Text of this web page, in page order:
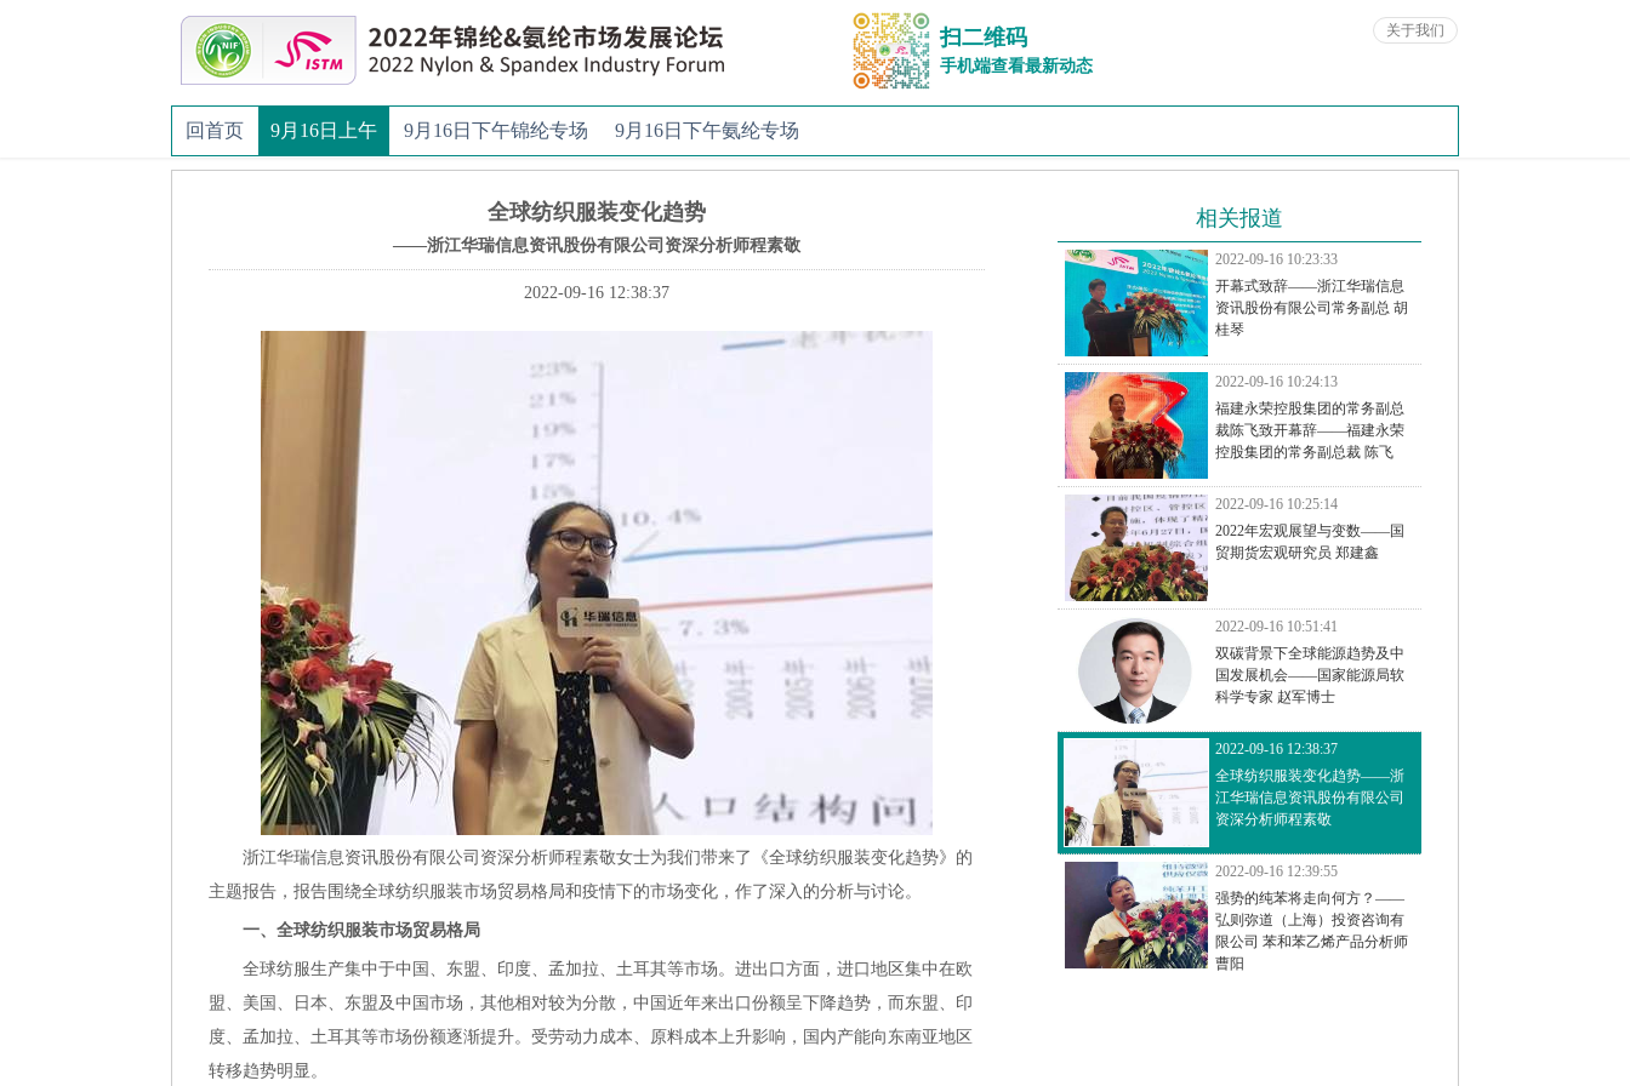
扫二维码
手机端查看最新动态
关于我们
回首页 9月16日上午 9月16日下午锦纶专场 9月16日下午氨纶专场
全球纺织服装变化趋势
——浙江华瑞信息资讯股份有限公司资深分析师程素敬
2022-09-16 12:38:37
浙江华瑞信息资讯股份有限公司资深分析师程素敬女士为我们带来了《全球纺织服装变化趋势》的
主题报告，报告围绕全球纺织服装市场贸易格局和疫情下的市场变化，作了深入的分析与讨论。
一、全球纺织服装市场贸易格局
全球纺服生产集中于中国、东盟、印度、孟加拉、土耳其等市场。进出口方面，进口地区集中在欧
盟、美国、日本、东盟及中国市场，其他相对较为分散，中国近年来出口份额呈下降趋势，而东盟、印
度、孟加拉、土耳其等市场份额逐渐提升。受劳动力成本、原料成本上升影响，国内产能向东南亚地区
转移趋势明显。
相关报道
2022-09-16 10:23:33
开幕式致辞——浙江华瑞信息
资讯股份有限公司常务副总 胡
桂琴
2022-09-16 10:24:13
福建永荣控股集团的常务副总
裁陈飞致开幕辞——福建永荣
控股集团的常务副总裁 陈飞
2022-09-16 10:25:14
2022年宏观展望与变数——国
贸期货宏观研究员 郑建鑫
2022-09-16 10:51:41
双碳背景下全球能源趋势及中
国发展机会——国家能源局软
科学专家 赵军博士
2022-09-16 12:38:37
全球纺织服装变化趋势——浙
江华瑞信息资讯股份有限公司
资深分析师程素敬
2022-09-16 12:39:55
强势的纯苯将走向何方？——
弘则弥道（上海）投资咨询有
限公司 苯和苯乙烯产品分析师
曹阳